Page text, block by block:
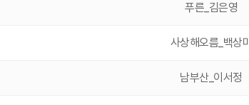
푸른_김은영
사상해오름_백상미
남부산_이서정